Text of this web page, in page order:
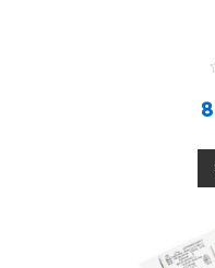
a
t
0
o
t